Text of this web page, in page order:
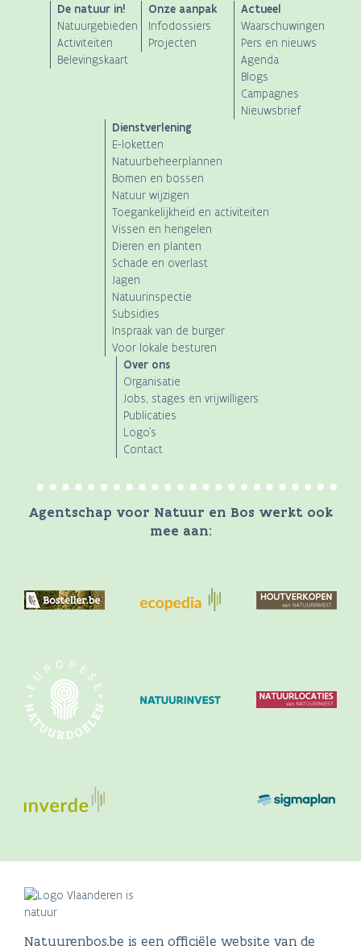
ANB
Main
navigation
De natuur in!
Natuurgebieden
Activiteiten
Belevingskaart
Onze aanpak
Infodossiers
Projecten
Actueel
Waarschuwingen
Pers en nieuws
Agenda
Blogs
Campagnes
Nieuwsbrief
Dienstverlening
E-loketten
Natuurbeheerplannen
Bomen en bossen
Natuur wijzigen
Toegankelijkheid en activiteiten
Vissen en hengelen
Dieren en planten
Schade en overlast
Jagen
Natuurinspectie
Subsidies
Inspraak van de burger
Voor lokale besturen
Over ons
Organisatie
Jobs, stages en vrijwilligers
Publicaties
Logo's
Contact
Agentschap voor Natuur en Bos werkt ook
mee aan:
Natuurenbos.be is een officiële website van de